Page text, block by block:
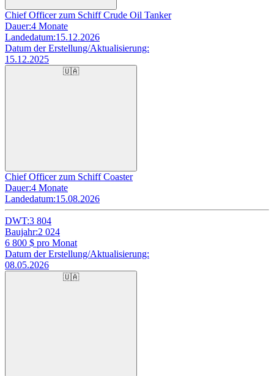
Chief Officer zum Schiff Crude Oil Tanker
Dauer:4 Monate
Landedatum:15.12.2026
Datum der Erstellung/Aktualisierung:
15.12.2025
🇺🇦
Chief Officer zum Schiff Coaster
Dauer:4 Monate
Landedatum:15.08.2026
DWT:3 804
Baujahr:2 024
6 800 $ pro Monat
Datum der Erstellung/Aktualisierung:
08.05.2026
🇺🇦